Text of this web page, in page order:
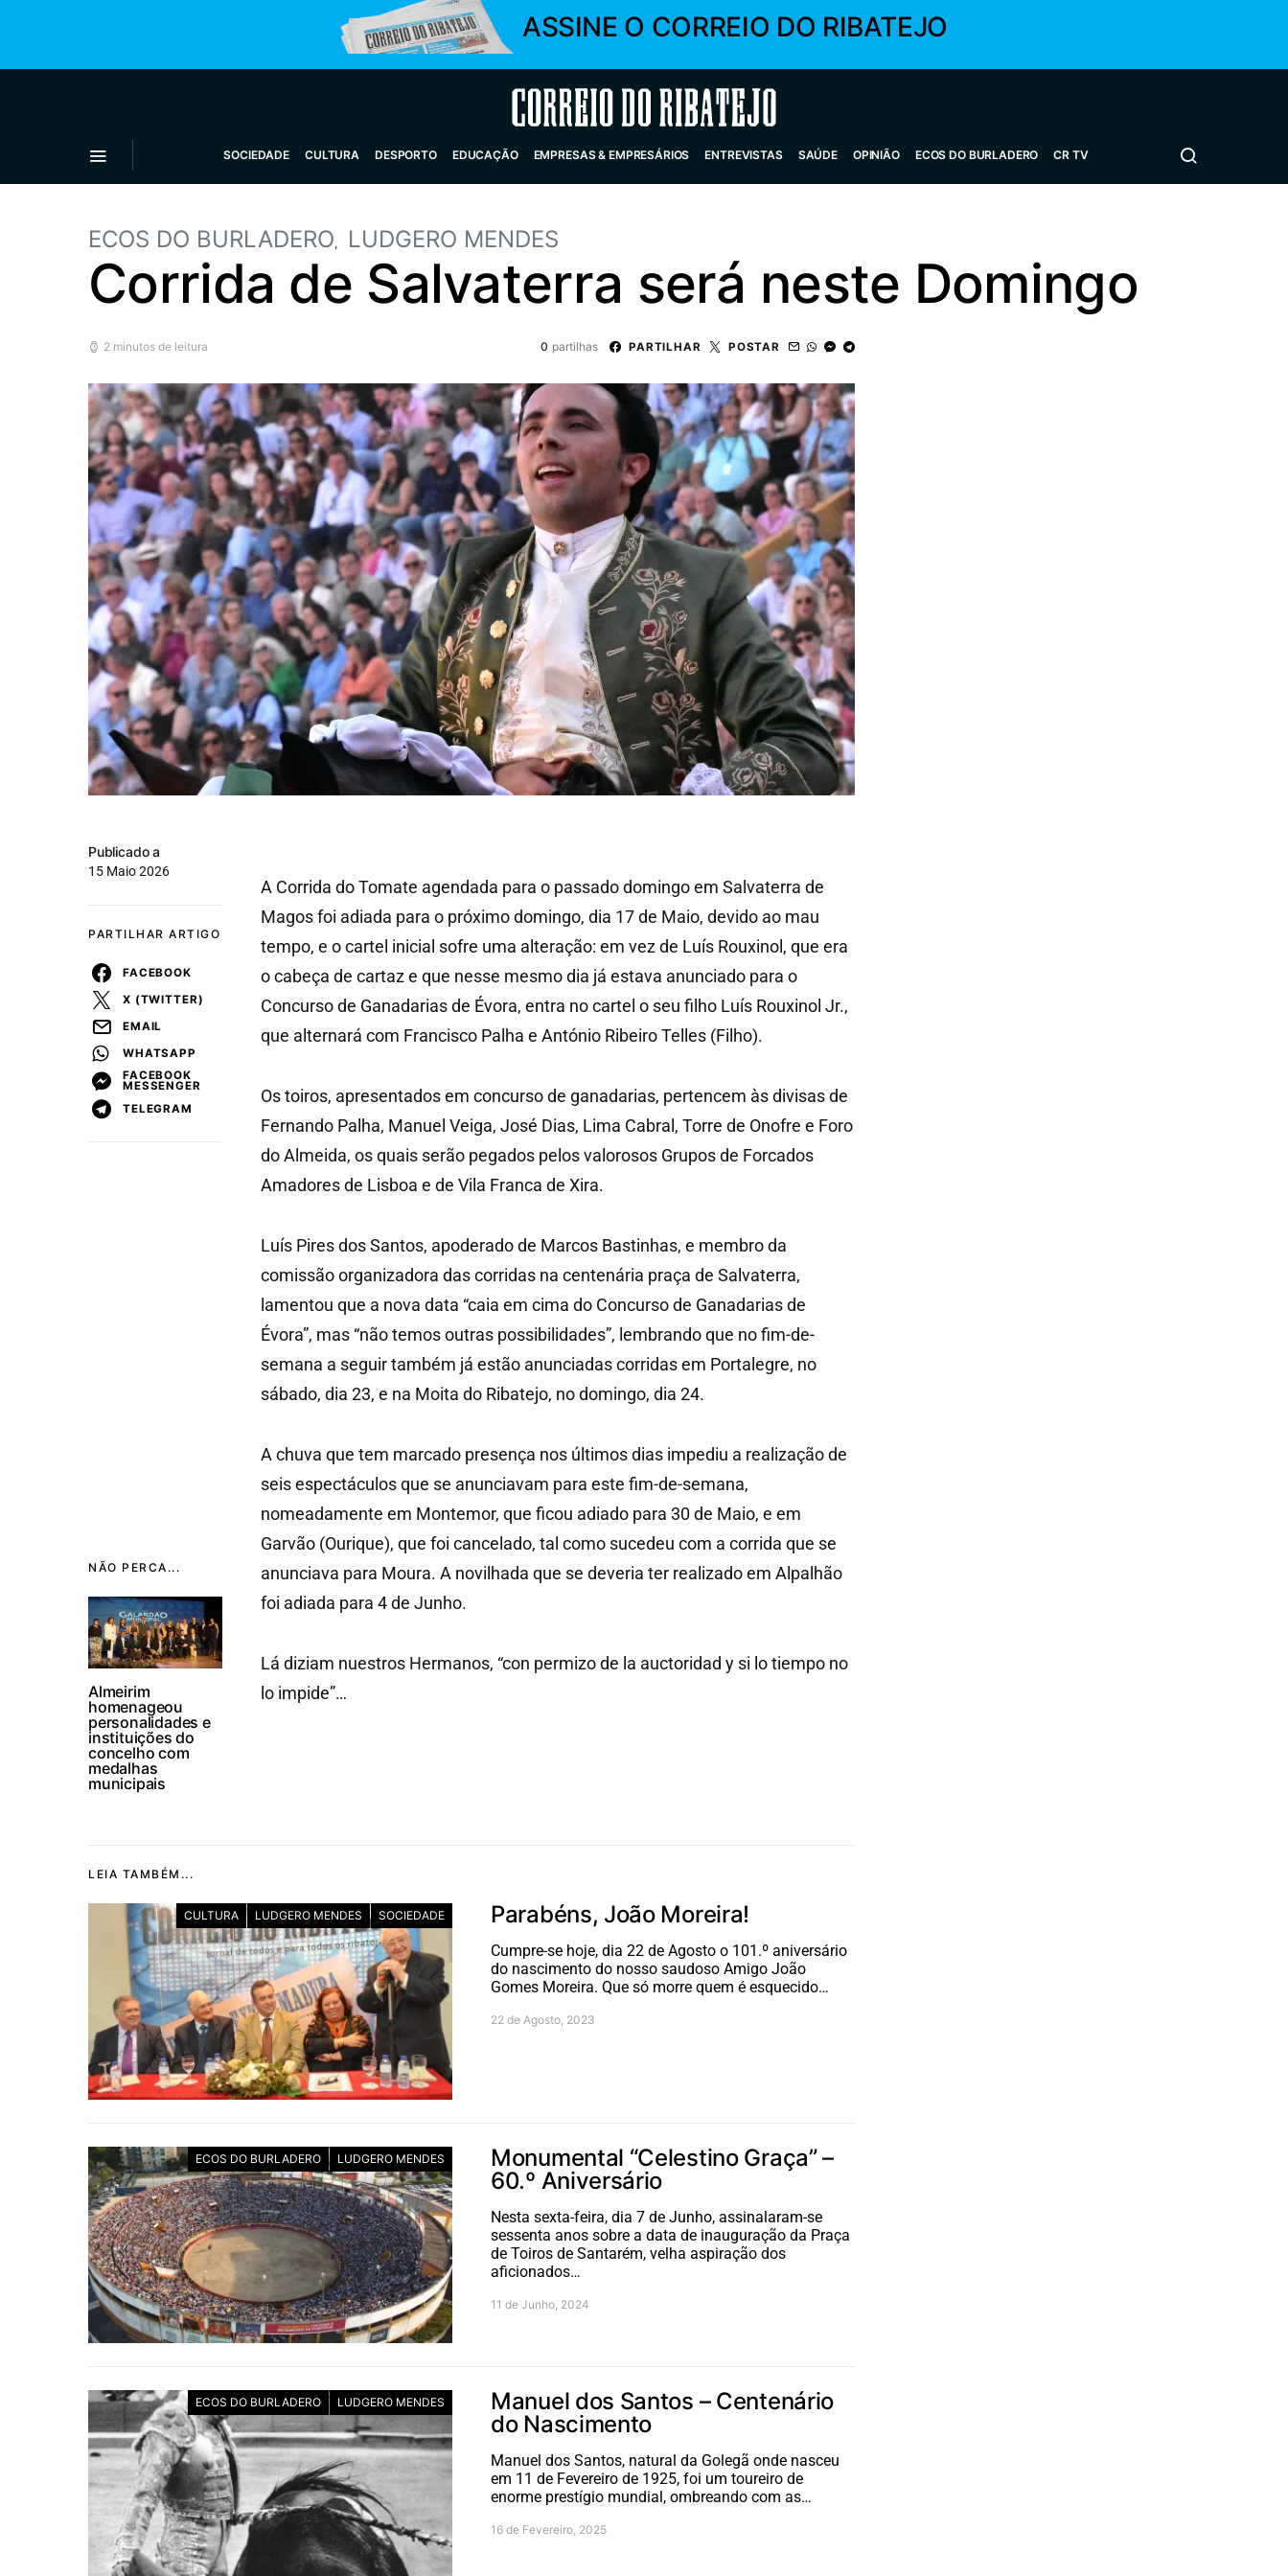
ASSINE O CORREIO DO RIBATEJO
Correio do Ribatejo
SOCIEDADE CULTURA DESPORTO EDUCAÇÃO EMPRESAS & EMPRESÁRIOS ENTREVISTAS SAÚDE OPINIÃO ECOS DO BURLADERO CR TV
ECOS DO BURLADERO LUDGERO MENDES
Corrida de Salvaterra será neste Domingo
2 minutos de leitura 0 partilhas PARTILHAR POSTAR
NÃO PERCA...
Almeirim
homenageou
personalidades e
instituições do
concelho com
medalhas
municipais
Publicado a
15 Maio 2026
PARTILHAR ARTIGO
FACEBOOK
X (TWITTER)
EMAIL
WHATSAPP
FACEBOOK
MESSENGER
TELEGRAM
A Corrida do Tomate agendada para o passado domingo em Salvaterra de
Magos foi adiada para o próximo domingo, dia 17 de Maio, devido ao mau
tempo, e o cartel inicial sofre uma alteração: em vez de Luís Rouxinol, que era
o cabeça de cartaz e que nesse mesmo dia já estava anunciado para o
Concurso de Ganadarias de Évora, entra no cartel o seu filho Luís Rouxinol Jr.,
que alternará com Francisco Palha e António Ribeiro Telles (Filho).
Os toiros, apresentados em concurso de ganadarias, pertencem às divisas de
Fernando Palha, Manuel Veiga, José Dias, Lima Cabral, Torre de Onofre e Foro
do Almeida, os quais serão pegados pelos valorosos Grupos de Forcados
Amadores de Lisboa e de Vila Franca de Xira.
Luís Pires dos Santos, apoderado de Marcos Bastinhas, e membro da
comissão organizadora das corridas na centenária praça de Salvaterra,
lamentou que a nova data “caia em cima do Concurso de Ganadarias de
Évora”, mas “não temos outras possibilidades”, lembrando que no fim-de-
semana a seguir também já estão anunciadas corridas em Portalegre, no
sábado, dia 23, e na Moita do Ribatejo, no domingo, dia 24.
A chuva que tem marcado presença nos últimos dias impediu a realização de
seis espectáculos que se anunciavam para este fim-de-semana,
nomeadamente em Montemor, que ficou adiado para 30 de Maio, e em
Garvão (Ourique), que foi cancelado, tal como sucedeu com a corrida que se
anunciava para Moura. A novilhada que se deveria ter realizado em Alpalhão
foi adiada para 4 de Junho.
Lá diziam nuestros Hermanos, “con permizo de la auctoridad y si lo tiempo no
lo impide”…
LEIA TAMBÉM...
CULTURA LUDGERO MENDES SOCIEDADE Parabéns, João Moreira!
Cumpre-se hoje, dia 22 de Agosto o 101.º aniversário
do nascimento do nosso saudoso Amigo João
Gomes Moreira. Que só morre quem é esquecido…
22 de Agosto, 2023
ECOS DO BURLADERO LUDGERO MENDES
Monumental “Celestino Graça” –
60.º Aniversário
Nesta sexta-feira, dia 7 de Junho, assinalaram-se
sessenta anos sobre a data de inauguração da Praça
de Toiros de Santarém, velha aspiração dos
aficionados…
11 de Junho, 2024
ECOS DO BURLADERO LUDGERO MENDES
Manuel dos Santos – Centenário
do Nascimento
Manuel dos Santos, natural da Golegã onde nasceu
em 11 de Fevereiro de 1925, foi um toureiro de
enorme prestígio mundial, ombreando com as…
16 de Fevereiro, 2025